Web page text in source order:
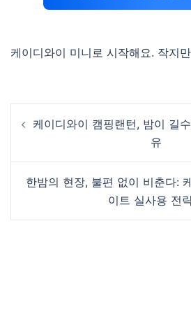
케이디와이 미니로 시작해요. 작지
navigation
케이디와이 캠핑랜턴, 밤이 길
유
한밤의 현장, 불편 없이 비춘다:
이트 실사용 전